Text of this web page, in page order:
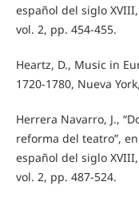
español del siglo
vol. 2, pp. 454-455.
Heartz, D., Music in
1720-1780, Nueva
Herrera Navarro, J.,
reforma del teatro”,
español del siglo
vol. 2, pp. 487-524.